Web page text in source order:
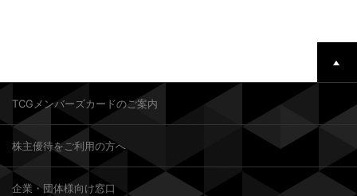
TCGメンバーズカードのご案内
株主優待をご利用の方へ
企業・団体様向け窓口